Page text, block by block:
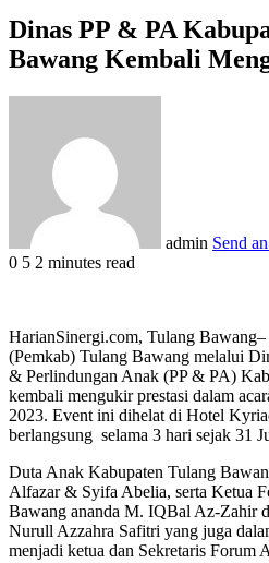
Dinas PP & PA
Bawang Kembali
admin Send
0 5 2 minutes read
HarianSinergi.com, Tulang Bawang–
(Pemkab) Tulang Bawang melalui
& Perlindungan Anak (PP & PA)
kembali mengukir prestasi dalam
2023. Event ini dihelat di Hotel
berlangsung selama 3 hari sejak 31
Duta Anak Kabupaten Tulang
Alfazar & Syifa Abelia, serta Ketua
Bawang ananda M. IQBal Az-Zahir
Nurull Azzahra Safitri yang juga
menjadi ketua dan Sekretaris Forum